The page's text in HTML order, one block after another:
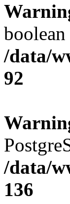
/data/
92
/data/
136